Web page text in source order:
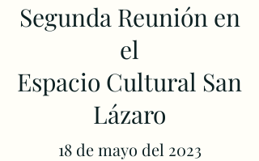
Segunda Reunión en
el
Espacio Cultural San
Lázaro
18 de mayo del 2023